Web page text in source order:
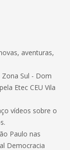
aventuras,
Sul - Dom
Etec CEU Vila
vídeos sobre o
Paulo nas
Democracia